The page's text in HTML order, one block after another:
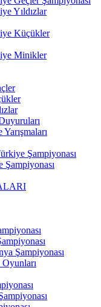
Yıldızlar
Küçükler
Minikler
Şampiyonası
Şampiyonası
Şampiyonası